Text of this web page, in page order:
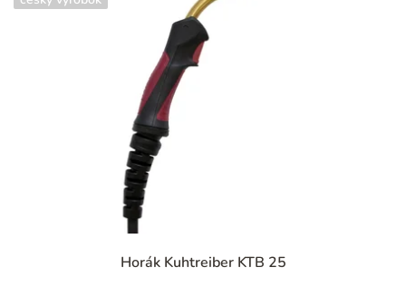
Horák Kuhtreiber KTB 25
hodnotenie